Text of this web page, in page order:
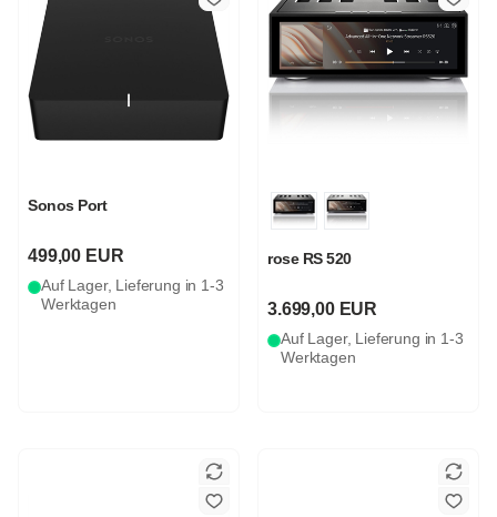
Sonos Port
499,00 EUR
Auf Lager, Lieferung in 1-3
Werktagen
rose RS 520
3.699,00 EUR
Auf Lager, Lieferung in 1-3
Werktagen